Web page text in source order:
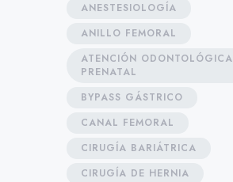
ANESTESIOLOGÍA
ANILLO FEMORAL
ATENCIÓN ODONTOLÓGICA
PRENATAL
BYPASS GÁSTRICO
CANAL FEMORAL
CIRUGÍA BARIÁTRICA
CIRUGÍA DE HERNIA